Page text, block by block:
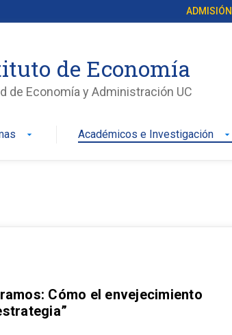
ADMISIÓN
de Economía
de Economía y Administración UC
arrow_drop_down Académicos e Investigación arrow_drop_down
Cómo el envejecimiento